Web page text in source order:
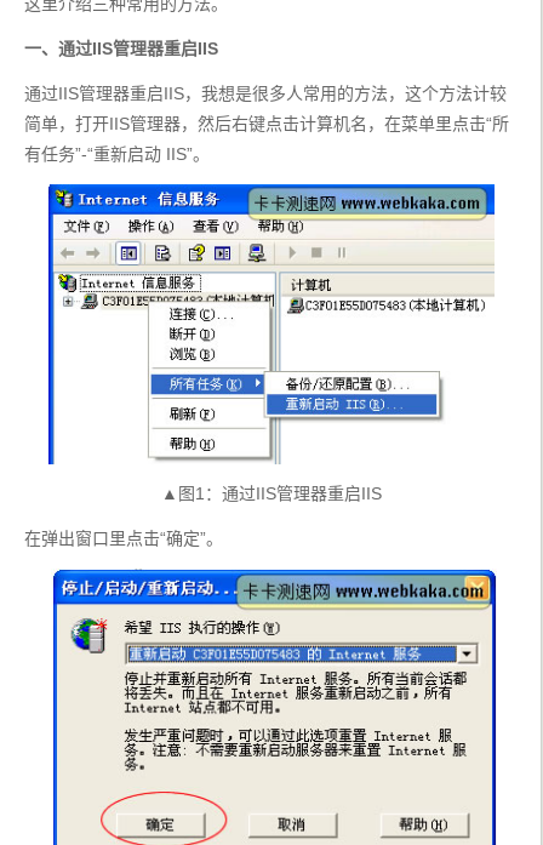
一、通过IIS管理器重启IIS
通过IIS管理器重启IIS，我想是很多人常用的方法，这个方法计较
简单，打开IIS管理器，然后右键点击计算机名，在菜单里点击“所
有任务”-“重新启动 IIS”。
▲图1：通过IIS管理器重启IIS
在弹出窗口里点击“确定”。